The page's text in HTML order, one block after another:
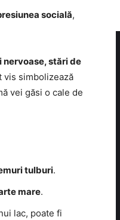
socială,
nervoase, stări de
vis simbolizează
vei găsi o cale de
tulburi.
mare.
lac, poate fi